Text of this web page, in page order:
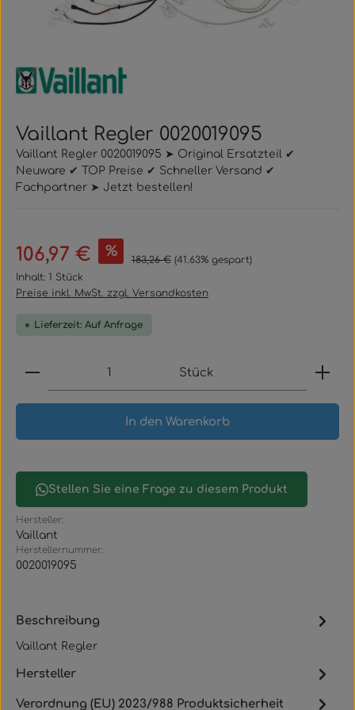
Vaillant Regler 0020019095
Vaillant Regler 0020019095 ➤ Original Ersatzteil ✔
Neuware ✔ TOP Preise ✔ Schneller Versand ✔
Fachpartner ➤ Jetzt bestellen!
Verkaufspreis:
106,97 € % Regulärer Preis:
183,26 € (41.63% gespart)
Inhalt: 1 Stück
Preise inkl. MwSt. zzgl. Versandkosten
Lieferzeit: Auf Anfrage
Produkt Anzahl: Gib den gewünschten Wert
Stück
In den Warenkorb
Stellen Sie eine Frage zu diesem Produkt
Hersteller:
Vaillant
Herstellernummer:
0020019095
Beschreibung
Vaillant Regler
Hersteller
Verordnung (EU) 2023/988 Produktsicherheit